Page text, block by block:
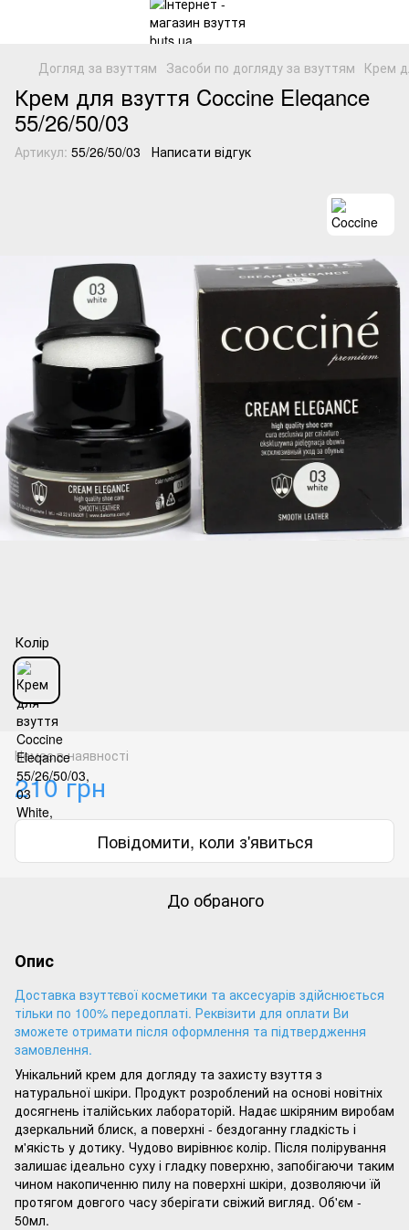
Догляд за взуттям Засоби по догляду за взуттям Крем
Крем для взуття Coccine Eleqance
55/26/50/03
Артикул: 55/26/50/03 Написати відгук
Колір
Немає в наявності
210 грн
Повідомити, коли з'явиться
До обраного
Опис
Доставка взуттєвої косметики та аксесуарів здійснюється
тільки по 100% передоплаті. Реквізити для оплати Ви
зможете отримати після оформлення та підтвердження
замовлення.
Унікальний крем для догляду та захисту взуття з
натуральної шкіри. Продукт розроблений на основі новітніх
досягнень італійських лабораторій. Надає шкіряним виробам
дзеркальний блиск, а поверхні - бездоганну гладкість і
м'якість у дотику. Чудово вирівнює колір. Після полірування
залишає ідеально суху і гладку поверхню, запобігаючи таким
чином накопиченню пилу на поверхні шкіри, дозволяючи їй
протягом довгого часу зберігати свіжий вигляд. Об'єм -
50мл.